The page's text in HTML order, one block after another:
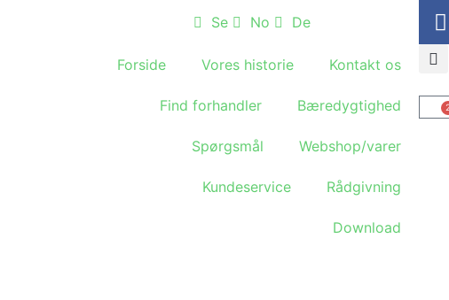
Se No De
Forside Vores historie Kontakt os
Find forhandler Bæredygtighed
Spørgsmål Webshop/varer
Kundeservice Rådgivning
Download